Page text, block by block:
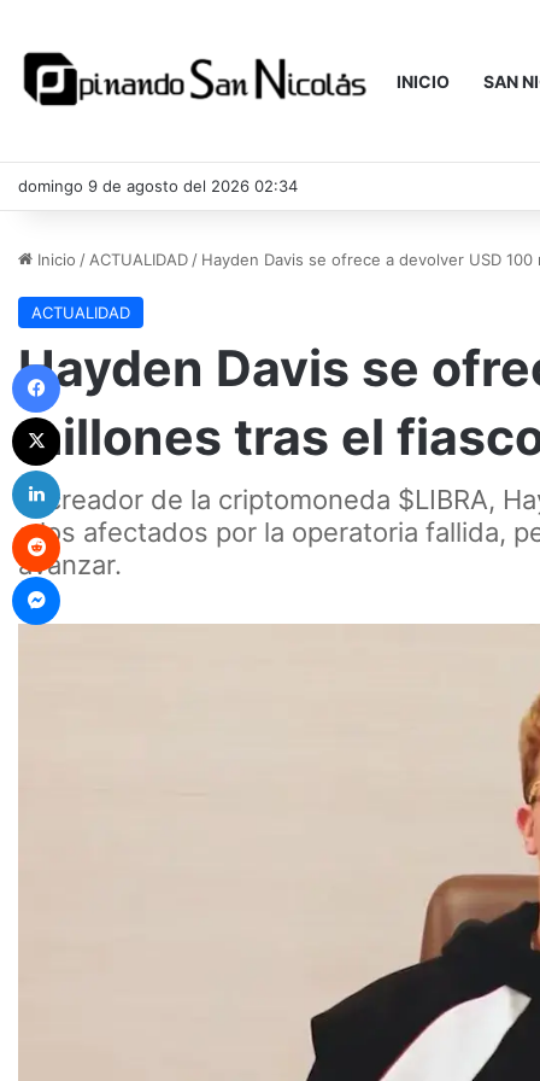
INICIO SAN
domingo 9 de agosto del 2026 02:34
Inicio / ACTUALIDAD / Hayden Davis se ofrece a devolver USD
ACTUALIDAD
Hayden Davis se
millones tras el
El creador de la criptomoneda $LIBRA,
a los afectados por la operatoria fallida,
avanzar.
Facebook
X
Reddit
Messenger